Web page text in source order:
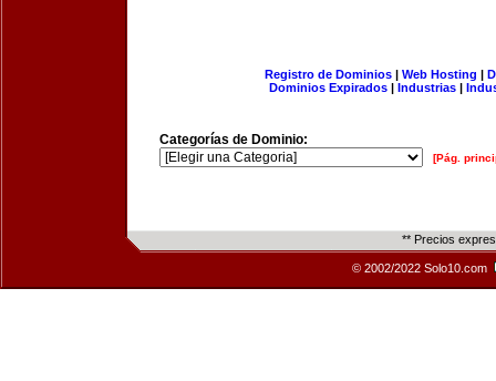
Registro de Dominios| Web Hosting |
Dominios Expirados | Industrias |
Categorías de Dominio:
[Pág.
** Precios
© 2002/2022 Solo10.com